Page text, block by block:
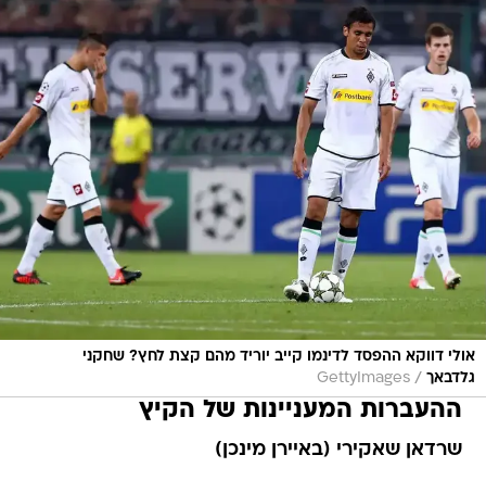
אולי דווקא ההפסד לדינמו קייב יוריד מהם קצת לחץ? שחקני
גלדבאך /
GettyImages
ההעברות המעניינות של הקיץ
שרדאן שאקירי (באיירן מינכן)